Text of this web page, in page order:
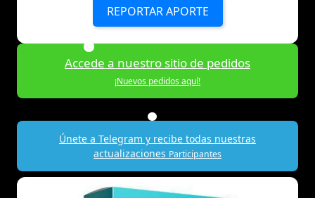
REPORTAR APORTE
Accede a nuestro sitio de pedidos
¡Nuevos pedidos aquí!
Únete a Telegram y recibe todas nuestras
actualizaciones Participantes